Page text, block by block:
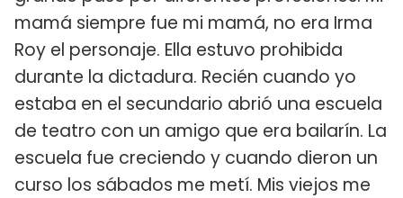
mamá siempre fue mi mamá, no era Irma
Roy el personaje. Ella estuvo prohibida
durante la dictadura. Recién cuando yo
estaba en el secundario abrió una escuela
de teatro con un amigo que era bailarín. La
escuela fue creciendo y cuando dieron un
curso los sábados me metí. Mis viejos me